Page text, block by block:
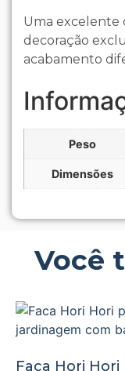
Uma excelente
decoração
acabamento
Peso
Dimensões
Você
Faca Hori Hori